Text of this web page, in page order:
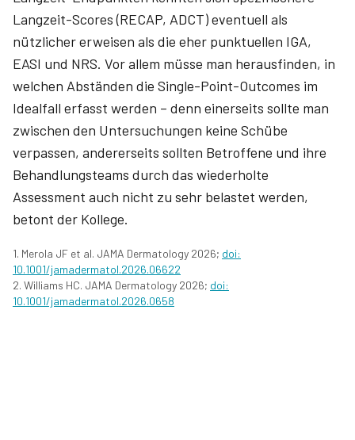
Langzeit-Scores (RECAP, ADCT) eventuell als
nützlicher erweisen als die eher punktuellen IGA,
EASI und NRS. Vor allem müsse man herausfinden, in
welchen Abständen die Single-Point-Outcomes im
Idealfall erfasst werden – denn einerseits sollte man
zwischen den Untersuchungen keine Schübe
verpassen, andererseits sollten Betroffene und ihre
Behandlungsteams durch das wiederholte
Assessment auch nicht zu sehr belastet werden,
betont der Kollege.
1. Merola JF et al. JAMA Dermatology 2026; doi:
10.1001/jamadermatol.2026.06622
2. Williams HC. JAMA Dermatology 2026; doi:
10.1001/jamadermatol.2026.0658